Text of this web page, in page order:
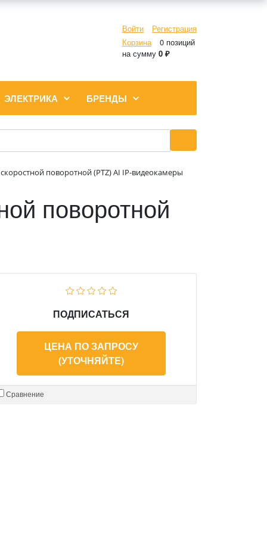
Войти
Регистрация
Корзина
0 позиций
на сумму 0 ₽
ЭЛЕКТРИКА БРЕНДЫ
поворотной (PTZ) AI IP-видеокамеры
поворотной
ПОДПИСАТЬСЯ
ЦЕНА ПО ЗАПРОСУ
(УТОЧНЯЙТЕ)
Сравнение